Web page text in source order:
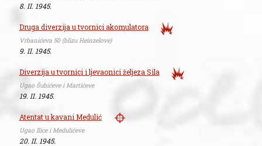
8. II. 1945.
Druga diverzija u tvornici akomulatora
Vrbanićeva 50 (blizu Heinzelove)
9. II. 1945.
Diverzija u tvornici i ljevaonici željeza Sila
Ugao Šubićeve i Martićeve
19. II. 1945.
Atentat u kavani Medulić
Ugao Ilice i Medulićeve
20. II. 1945.